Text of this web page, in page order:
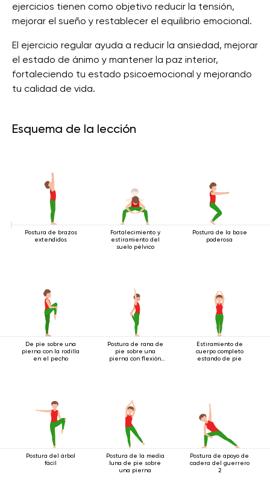
ejercicios tienen como objetivo reducir la tensión,
mejorar el sueño y restablecer el equilibrio emocional.
El ejercicio regular ayuda a reducir la ansiedad, mejorar
el estado de ánimo y mantener la paz interior,
fortaleciendo tu estado psicoemocional y mejorando
tu calidad de vida.
Esquema de la lección
Postura de brazos
extendidos
Fortalecimiento y
estiramiento del
suelo pélvico
Postura de la base
poderosa
De pie sobre una
pierna con la rodilla
en el pecho
Postura de rana de
pie sobre una
pierna con flexión
Estiramiento de
cuerpo completo
estando de pie
Postura del árbol
fácil
Postura de la media
luna de pie sobre
una pierna
Postura de apoyo de
cadera del guerrero
2